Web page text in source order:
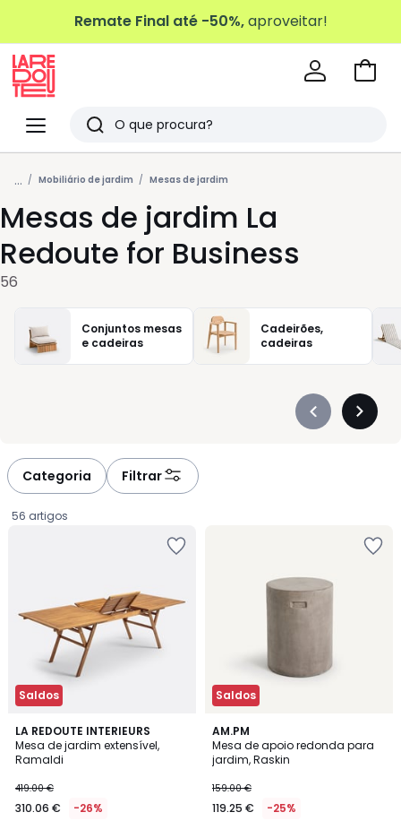
Remate Final até -50%,aproveitar!
Menu
Redoute
Pesquisar
Últimos
artigos
vistos
Ir
... Mobiliário de jardim Mesas de jardim
Mesas de jardim La
Redoute for Business
56
Conjuntos mesas
e cadeiras
Cadeirões,
cadeiras
Précédent
Categoria Filtrar
56 artigos
Saldos
LA REDOUTE INTERIEURS
Mesa de jardim extensível,
Ramaldi
€
em
419.00 €
310.06 € -26%
3,7
/ 5
Saldos
AM.PM
Mesa de apoio redonda para
jardim, Raskin
159.00 €
119.25 € -25%
3
/
5
3
Cores